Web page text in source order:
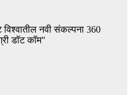
नवी संकल्पना 360
डॉट कॉम"